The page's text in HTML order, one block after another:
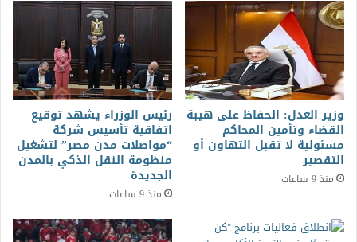
وزير العدل: الحفاظ على هيبة
القضاء وتأمين المحاكم
مسئولية لا تقبل التهاون أو
التقصير
منذ 9 ساعات
رئيس الوزراء يشهد توقيع
اتفاقية تأسيس شركة
“مواصلات مدن مصر” لتشغيل
منظومة النقل الذكي بالمدن
الجديدة
منذ 9 ساعات